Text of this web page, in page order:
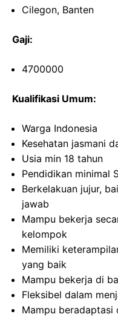
Cilegon, Banten
Gaji:
4700000
Kualifikasi Umum:
Warga Indonesia
Kesehatan jasmani
Usia min 18 tahun
Pendidikan minimal
Berkelakuan jujur,
jawab
Mampu bekerja
kelompok
Memiliki
yang baik
Mampu bekerja di
Fleksibel dalam
Mampu beradaptasi